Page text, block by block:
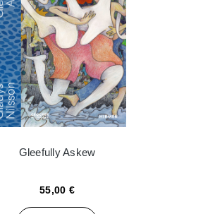
Gleefully Askew
55,00 €